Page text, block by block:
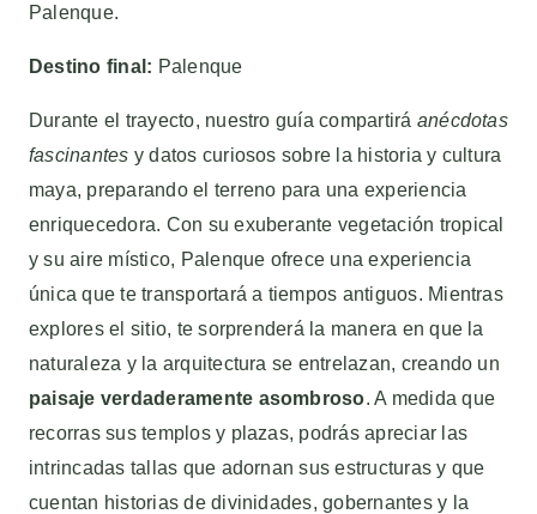
Palenque.
Destino final: Palenque
Durante el trayecto, nuestro guía compartirá anécdotas
fascinantes y datos curiosos sobre la historia y cultura
maya, preparando el terreno para una experiencia
enriquecedora. Con su exuberante vegetación tropical
y su aire místico, Palenque ofrece una experiencia
única que te transportará a tiempos antiguos. Mientras
explores el sitio, te sorprenderá la manera en que la
naturaleza y la arquitectura se entrelazan, creando un
paisaje verdaderamente asombroso. A medida que
recorras sus templos y plazas, podrás apreciar las
intrincadas tallas que adornan sus estructuras y que
cuentan historias de divinidades, gobernantes y la